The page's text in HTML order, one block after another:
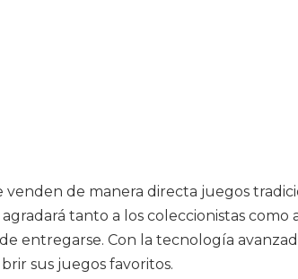
de manera directa juegos
tanto a los coleccionistas
entregarse. Con la tecnología
sus juegos favoritos.